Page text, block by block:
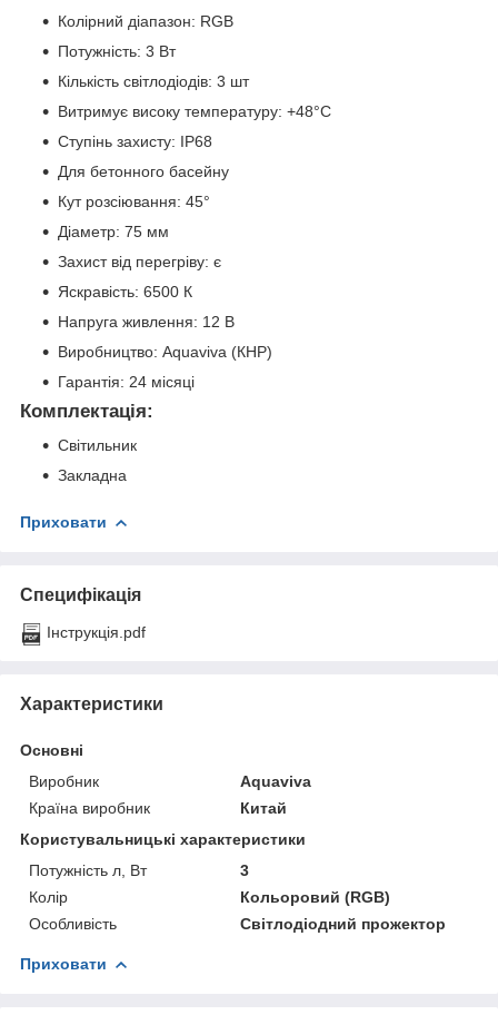
Колірний діапазон: RGB
Потужність: 3 Вт
Кількість світлодіодів: 3 шт
Витримує високу температуру: +48°С
Ступінь захисту: IP68
Для бетонного басейну
Кут розсіювання: 45°
Діаметр: 75 мм
Захист від перегріву: є
Яскравість: 6500 К
Напруга живлення: 12 В
Виробництво: Aquaviva (КНР)
Гарантія: 24 місяці
Комплектація:
Світильник
Закладна
Приховати
Специфікація
Інструкція.pdf
Характеристики
Основні
Виробник
Aquaviva
Країна виробник
Китай
Користувальницькі характеристики
Потужність л, Вт
3
Колір
Кольоровий (RGB)
Особливість
Світлодіодний прожектор
Приховати